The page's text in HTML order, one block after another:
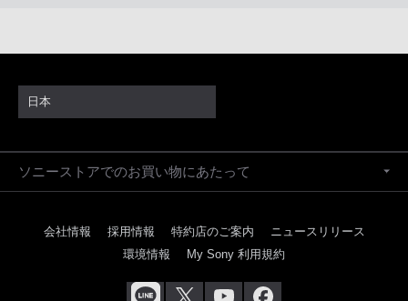
日本
ソニーストアでのお買い物にあたって
会社情報 採用情報 特約店のご案内
ニュースリリース
環境情報
My Sony 利用規約